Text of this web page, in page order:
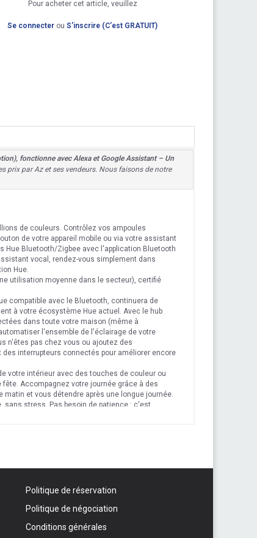
Pour acheter cet article, veuillez
Se connecter ouS'inscrire (C'est GRATUIT)
fonctionne avec Alexa et Google Assistant – Un
prix par Az et ses vendeurs. Nous faisons de notre
de couleurs. Contrôlez vos ampoules
de votre appareil mobile ou via votre assistant
Hue Bluetooth/Zigbee avec l'application Bluetooth
vocal, rendez-vous simplement dans
Hue.
utilisation moyenne dans le secteur), certifié
compatible avec le Bluetooth, continuera de
à votre écosystème Hue actuel. Avec le hub
dans toute votre maison (même à
l'ensemble de l'éclairage de votre
n'êtes pas chez vous ou ajoutez des
interrupteurs connectés pour améliorer encore
votre intérieur avec des touches de couleur ou
Accompagnez votre journée grâce à des
et vous détendre après une longue journée.
sans stress. Pas besoin de patience : c'est
Politique de réservation
Politique de négociation
Conditions générales